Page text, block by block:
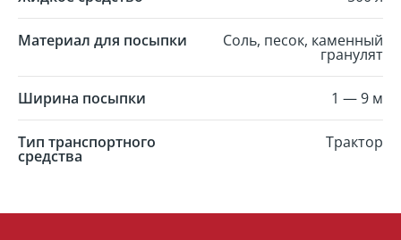
Материал для посыпки Соль, песок, каменный
гранулят
Ширина посыпки 1 — 9 м
Тип транспортного
средства
Tрактор